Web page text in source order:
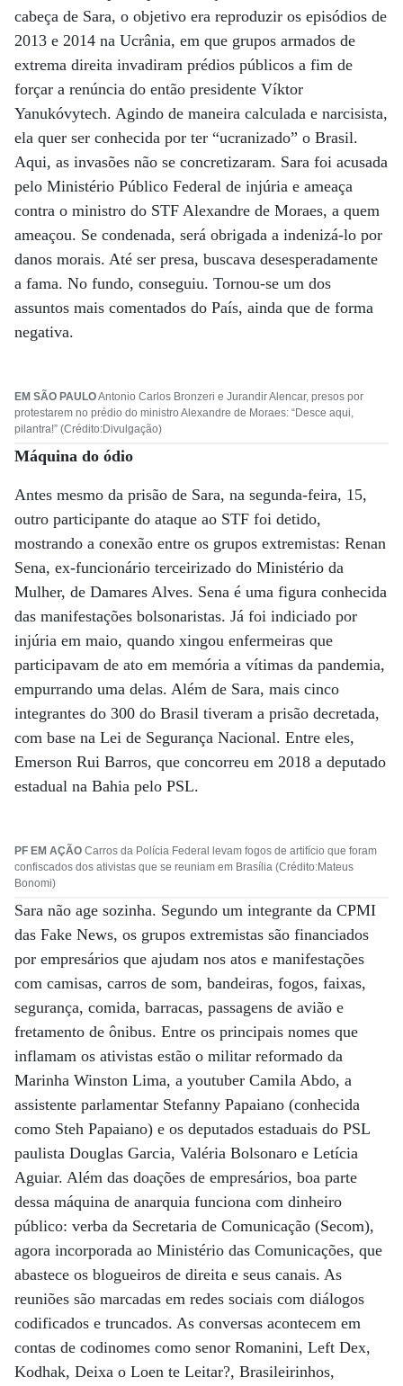
cabeça de Sara, o objetivo era reproduzir os episódios de
2013 e 2014 na Ucrânia, em que grupos armados de
extrema direita invadiram prédios públicos a fim de
forçar a renúncia do então presidente Víktor
Yanukóvytech. Agindo de maneira calculada e narcisista,
ela quer ser conhecida por ter “ucranizado” o Brasil.
Aqui, as invasões não se concretizaram. Sara foi acusada
pelo Ministério Público Federal de injúria e ameaça
contra o ministro do STF Alexandre de Moraes, a quem
ameaçou. Se condenada, será obrigada a indenizá-lo por
danos morais. Até ser presa, buscava desesperadamente
a fama. No fundo, conseguiu. Tornou-se um dos
assuntos mais comentados do País, ainda que de forma
negativa.
EM SÃO PAULOAntonio Carlos Bronzeri e Jurandir Alencar, presos por
protestarem no prédio do ministro Alexandre de Moraes: “Desce aqui,
pilantra!” (Crédito:Divulgação)
Máquina do ódio
Antes mesmo da prisão de Sara, na segunda-feira, 15,
outro participante do ataque ao STF foi detido,
mostrando a conexão entre os grupos extremistas: Renan
Sena, ex-funcionário terceirizado do Ministério da
Mulher, de Damares Alves. Sena é uma figura conhecida
das manifestações bolsonaristas. Já foi indiciado por
injúria em maio, quando xingou enfermeiras que
participavam de ato em memória a vítimas da pandemia,
empurrando uma delas. Além de Sara, mais cinco
integrantes do 300 do Brasil tiveram a prisão decretada,
com base na Lei de Segurança Nacional. Entre eles,
Emerson Rui Barros, que concorreu em 2018 a deputado
estadual na Bahia pelo PSL.
PF EM AÇÃO Carros da Polícia Federal levam fogos de artifício que foram
confiscados dos ativistas que se reuniam em Brasília (Crédito:Mateus
Bonomi)
Sara não age sozinha. Segundo um integrante da CPMI
das Fake News, os grupos extremistas são financiados
por empresários que ajudam nos atos e manifestações
com camisas, carros de som, bandeiras, fogos, faixas,
segurança, comida, barracas, passagens de avião e
fretamento de ônibus. Entre os principais nomes que
inflamam os ativistas estão o militar reformado da
Marinha Winston Lima, a youtuber Camila Abdo, a
assistente parlamentar Stefanny Papaiano (conhecida
como Steh Papaiano) e os deputados estaduais do PSL
paulista Douglas Garcia, Valéria Bolsonaro e Letícia
Aguiar. Além das doações de empresários, boa parte
dessa máquina de anarquia funciona com dinheiro
público: verba da Secretaria de Comunicação (Secom),
agora incorporada ao Ministério das Comunicações, que
abastece os blogueiros de direita e seus canais. As
reuniões são marcadas em redes sociais com diálogos
codificados e truncados. As conversas acontecem em
contas de codinomes como senor Romanini, Left Dex,
Kodhak, Deixa o Loen te Leitar?, Brasileirinhos,